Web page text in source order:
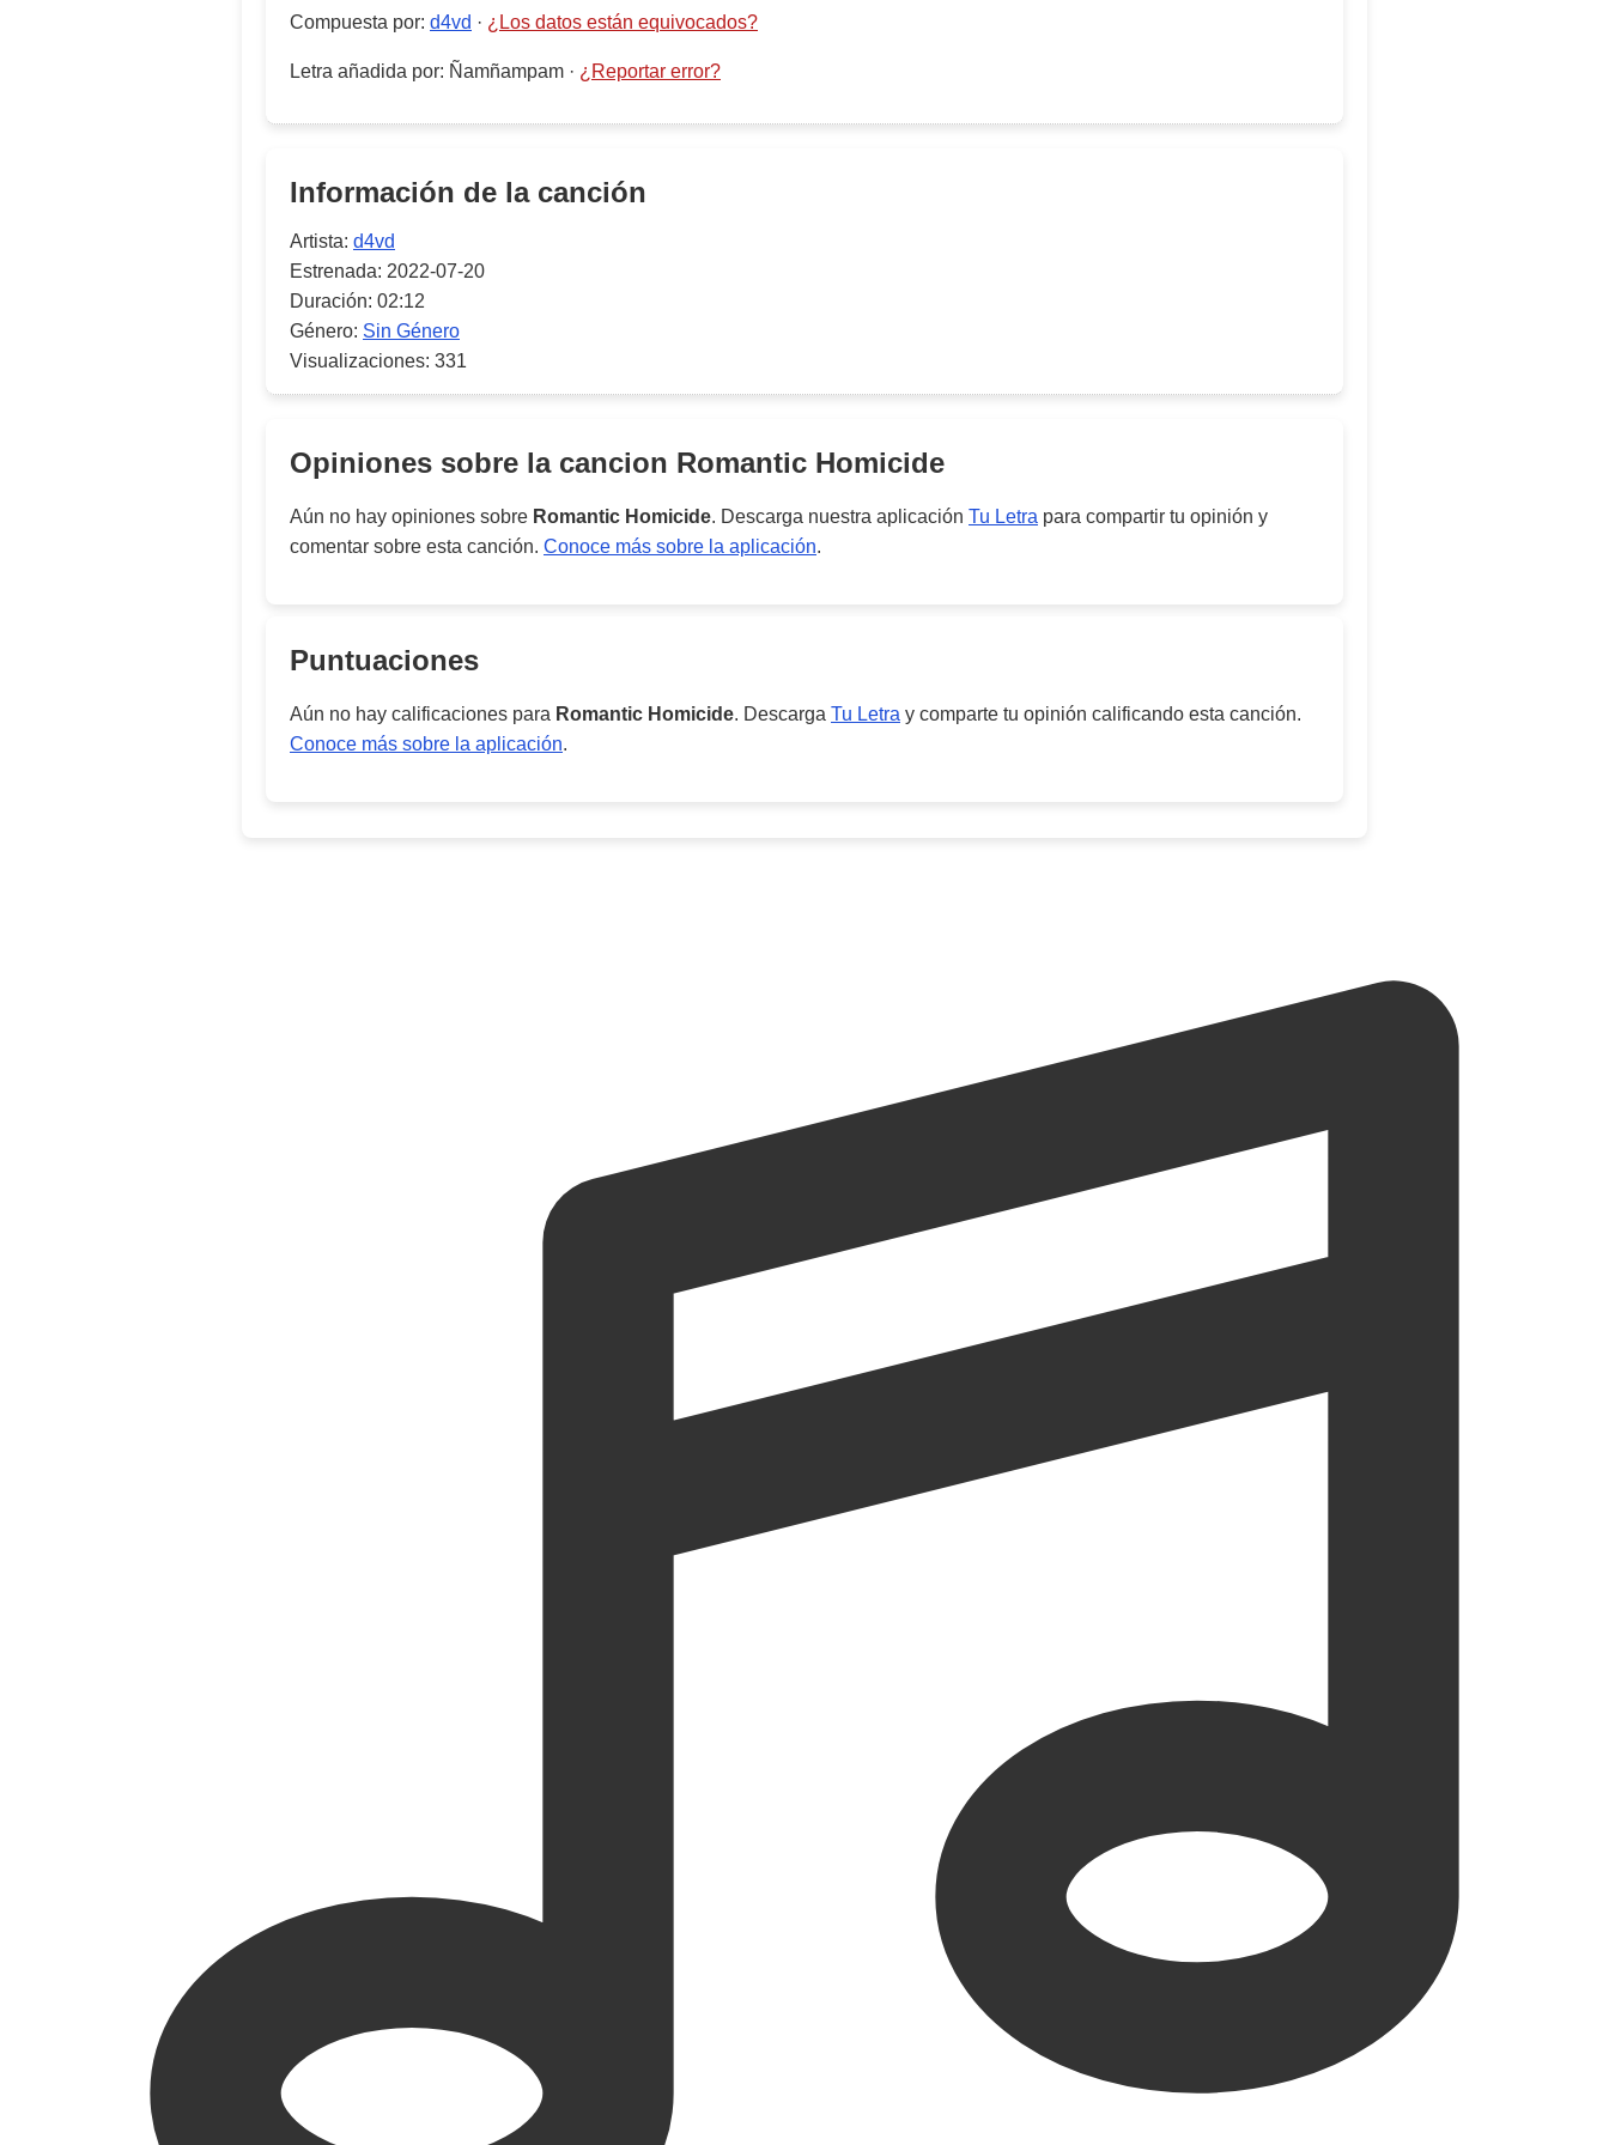
Compuesta por: d4vd · ¿Los datos están equivocados?
Letra añadida por: Ñamñampam · ¿Reportar error?
Información de la canción
Artista: d4vd
Estrenada: 2022-07-20
Duración: 02:12
Género: Sin Género
Visualizaciones: 331
Opiniones sobre la cancion Romantic Homicide
Aún no hay opiniones sobre Romantic Homicide. Descarga nuestra aplicación Tu Letra para compartir tu opinión y
comentar sobre esta canción. Conoce más sobre la aplicación.
Puntuaciones
Aún no hay calificaciones para Romantic Homicide. Descarga Tu Letra y comparte tu opinión calificando esta canción.
Conoce más sobre la aplicación.